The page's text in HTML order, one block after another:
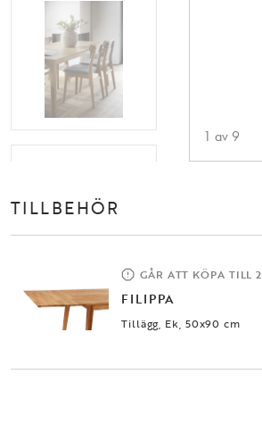
1 av 9
TILLBEHÖR
GÅR ATT KÖPA TILL 2
FILIPPA
Tillägg, Ek, 50x90 cm